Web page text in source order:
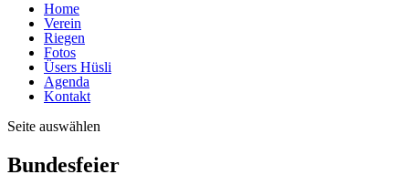
Home
Verein
Riegen
Fotos
Üsers Hüsli
Agenda
Kontakt
Seite auswählen
Bundesfeier